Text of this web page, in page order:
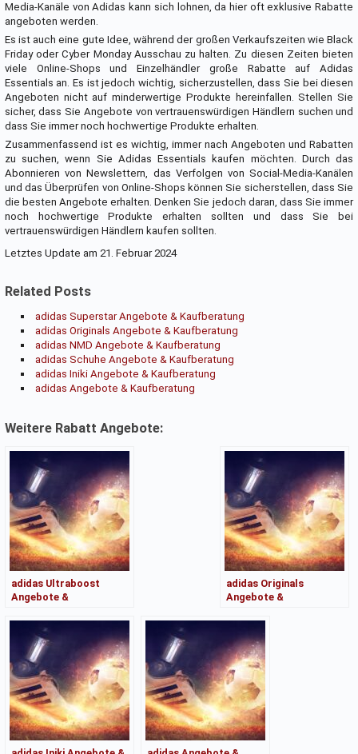
Media-Kanäle von Adidas kann sich lohnen, da hier oft exklusive Rabatte
angeboten werden.
Es ist auch eine gute Idee, während der großen Verkaufszeiten wie Black
Friday oder Cyber Monday Ausschau zu halten. Zu diesen Zeiten bieten
viele Online-Shops und Einzelhändler große Rabatte auf Adidas
Essentials an. Es ist jedoch wichtig, sicherzustellen, dass Sie bei diesen
Angeboten nicht auf minderwertige Produkte hereinfallen. Stellen Sie
sicher, dass Sie Angebote von vertrauenswürdigen Händlern suchen und
dass Sie immer noch hochwertige Produkte erhalten.
Zusammenfassend ist es wichtig, immer nach Angeboten und Rabatten
zu suchen, wenn Sie Adidas Essentials kaufen möchten. Durch das
Abonnieren von Newslettern, das Verfolgen von Social-Media-Kanälen
und das Überprüfen von Online-Shops können Sie sicherstellen, dass Sie
die besten Angebote erhalten. Denken Sie jedoch daran, dass Sie immer
noch hochwertige Produkte erhalten sollten und dass Sie bei
vertrauenswürdigen Händlern kaufen sollten.
Letztes Update am 21. Februar 2024
Related Posts
adidas Superstar Angebote & Kaufberatung
adidas Originals Angebote & Kaufberatung
adidas NMD Angebote & Kaufberatung
adidas Schuhe Angebote & Kaufberatung
adidas Iniki Angebote & Kaufberatung
adidas Angebote & Kaufberatung
Weitere Rabatt Angebote:
adidas Ultraboost
Angebote &
adidas Originals
Angebote &